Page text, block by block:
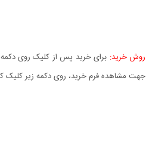
روش خرید: برای خرید پس از کلیک روی دکمه
جهت مشاهده فرم خرید، روی دکمه زیر کلیک